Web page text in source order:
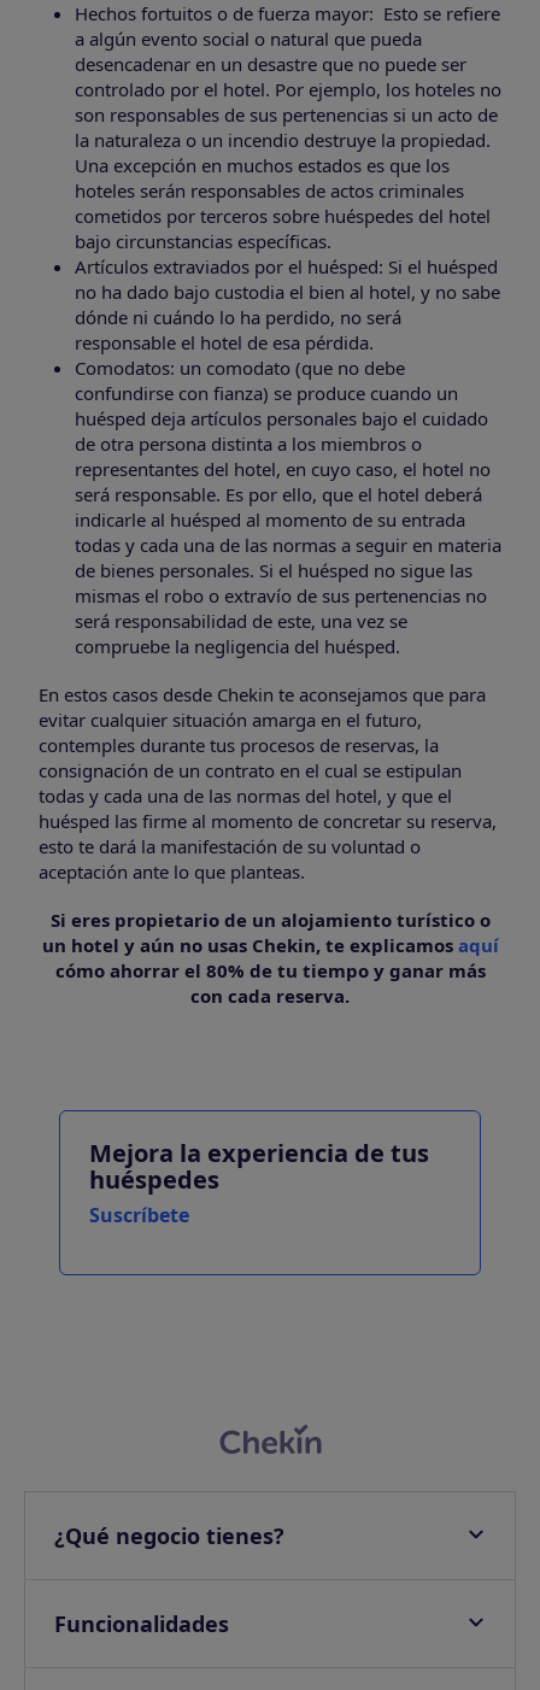
Hechos fortuitos o de fuerza mayor: Esto se refiere
a algún evento social o natural que pueda
desencadenar en un desastre que no puede ser
controlado por el hotel. Por ejemplo, los hoteles no
son responsables de sus pertenencias si un acto de
la naturaleza o un incendio destruye la propiedad.
Una excepción en muchos estados es que los
hoteles serán responsables de actos criminales
cometidos por terceros sobre huéspedes del hotel
bajo circunstancias específicas.
Artículos extraviados por el huésped: Si el huésped
no ha dado bajo custodia el bien al hotel, y no sabe
dónde ni cuándo lo ha perdido, no será
responsable el hotel de esa pérdida.
Comodatos: un comodato (que no debe
confundirse con fianza) se produce cuando un
huésped deja artículos personales bajo el cuidado
de otra persona distinta a los miembros o
representantes del hotel, en cuyo caso, el hotel no
será responsable. Es por ello, que el hotel deberá
indicarle al huésped al momento de su entrada
todas y cada una de las normas a seguir en materia
de bienes personales. Si el huésped no sigue las
mismas el robo o extravío de sus pertenencias no
será responsabilidad de este, una vez se
compruebe la negligencia del huésped.
En estos casos desde Chekin te aconsejamos que para
evitar cualquier situación amarga en el futuro,
contemples durante tus procesos de reservas, la
consignación de un contrato en el cual se estipulan
todas y cada una de las normas del hotel, y que el
huésped las firme al momento de concretar su reserva,
esto te dará la manifestación de su voluntad o
aceptación ante lo que planteas.
Si eres propietario de un alojamiento turístico o
un hotel y aún no usas Chekin, te explicamos aquí
cómo ahorrar el 80% de tu tiempo y ganar más
con cada reserva.
Mejora la experiencia de tus
huéspedes
Suscríbete
¿Qué negocio tienes?
Hoteles
Funcionalidades